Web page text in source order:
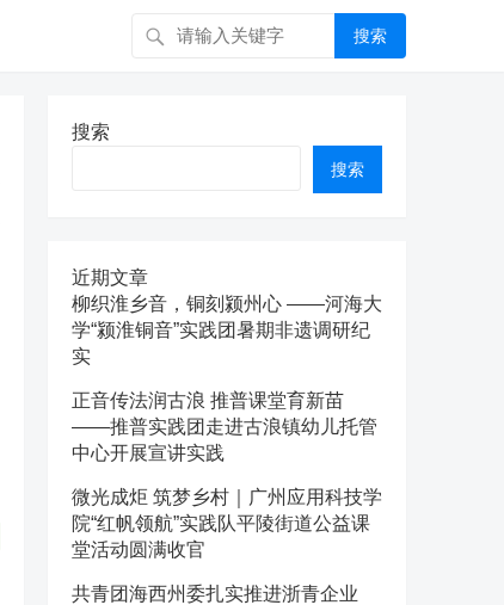
搜索
搜索
搜索
近期文章
柳织淮乡音，铜刻颍州心 ——河海大
学“颍淮铜音”实践团暑期非遗调研纪
实
正音传法润古浪 推普课堂育新苗
——推普实践团走进古浪镇幼儿托管
中心开展宣讲实践
微光成炬 筑梦乡村｜广州应用科技学
院“红帆领航”实践队平陵街道公益课
堂活动圆满收官
共青团海西州委扎实推进浙青企业